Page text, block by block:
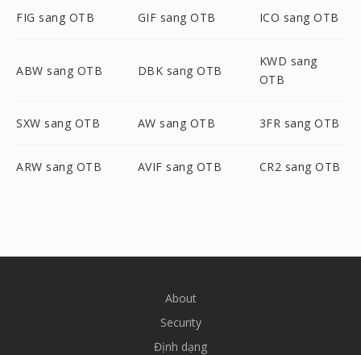
FIG sang OTB GIF sang OTB ICO sang OTB
ABW sang OTB DBK sang OTB
KWD sang
OTB
SXW sang OTB AW sang OTB 3FR sang OTB
ARW sang OTB AVIF sang OTB CR2 sang OTB
About
Security
Định dạng